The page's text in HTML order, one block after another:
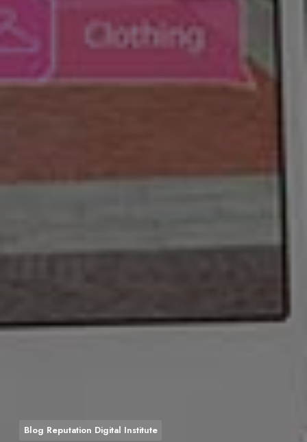
Blog Reputation Digital Institute